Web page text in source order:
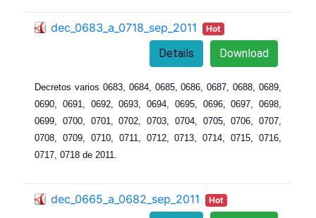
dec_0683_a_0718_sep_2011 Hot
Download
Details
Decretos varios 0683, 0684, 0685, 0686 , 0687 , 0688 , 0689
0690 , 0691 , 0692, 0693 , 0694 , 0695, 0696, 0697 , 0698
0699 , 0700, 0701 , 0702 , 0703 , 0704, 0705, 0706 , 0707
0708 , 0709, 0710, 0711 , 0712, 0713 , 0714 , 0715 , 0716
0717 , 0718 de 2011.
dec_0665_a_0682_sep_2011 Hot